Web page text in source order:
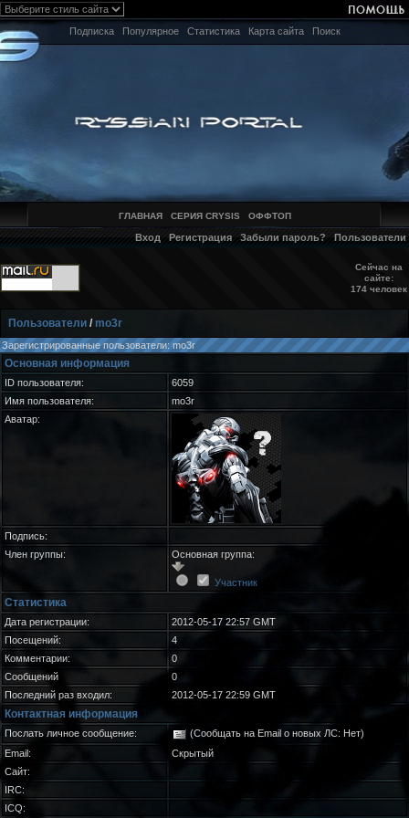
Подписка Популярное Статистика Карта сайта Поиск
ГЛАВНАЯ СЕРИЯ CRYSIS ОФФТОП
Вход Регистрация Забыли пароль? Пользователи
Сейчас на
сайте:
174 человек
Пользователи / mo3r
Зарегистрированные пользователи: mo3r
Основная информация
ID пользователя:
6059
Имя пользователя:
mo3r
Аватар:
Подпись:
Член группы:
Основная группа:
Участник
Статистика
Дата регистрации:
2012-05-17 22:57 GMT
Посещений:
4
Комментарии:
0
Сообщений
0
Последний раз входил:
2012-05-17 22:59 GMT
Контактная информация
Послать личное сообщение:
(Сообщать на Email о новых ЛС: Нет)
Email:
Скрытый
Сайт:
IRC:
ICQ: